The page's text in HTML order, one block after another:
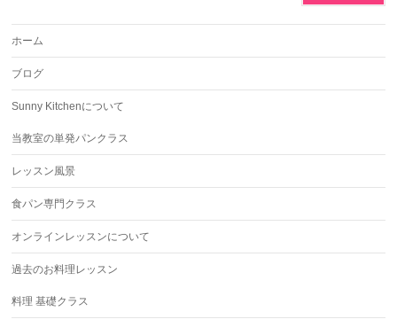
ホーム
ブログ
Sunny Kitchenについて
当教室の単発パンクラス
レッスン風景
食パン専門クラス
オンラインレッスンについて
過去のお料理レッスン
料理 基礎クラス